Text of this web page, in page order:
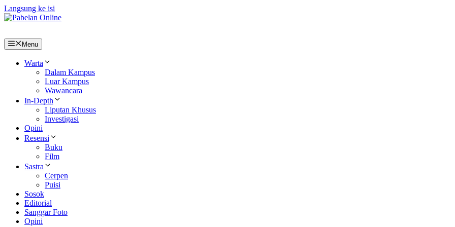
Langsung ke isi
Menu
Warta
Dalam Kampus
Luar Kampus
Wawancara
In-Depth
Liputan Khusus
Investigasi
Opini
Resensi
Buku
Film
Sastra
Cerpen
Puisi
Sosok
Editorial
Sanggar Foto
Opini